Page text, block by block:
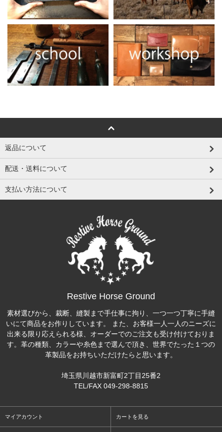
返品について
配送・送料について
支払い方法について
Restive Horse Ground
素材選びから、裁断、縫製まで手仕事に拘り、一つ一つ丁寧に手縫
いにて商品をお作りしています。 また、お客様一人一人のニーズに
出来る限り応えられる様、オーダーでのご注文も受け付けておりま
す。革の種類、カラーや糸色まで選んで頂き、世界でたった１つの
革製品をお持ちいただけたらと思います。
埼玉県川越市新富町2丁目25番2
TEL/FAX 049-298-8815
マイアカウント カートを見る